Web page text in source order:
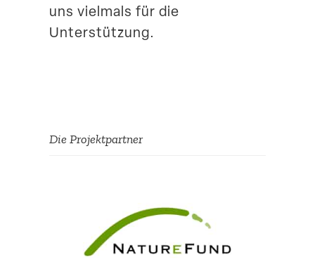
uns vielmals für die
Unterstützung.
Die Projekt­partner